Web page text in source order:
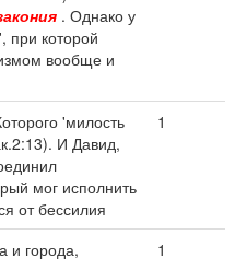
. Однако у
при которой
вообще и
'милость
И Давид,
мог исполнить
от бессилия
1
и города,
1